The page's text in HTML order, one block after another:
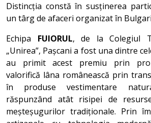
Distincția constă în susținerea
un târg de afaceri organizat în
Echipa FUIORUL, de la Colegiul
„Unirea”, Pașcani a fost una dintre
au primit acest premiu prin
valorifică lâna românească prin
în produse vestimentare
răspunzând atât risipei de
meșteșugurilor tradiționale. Prin